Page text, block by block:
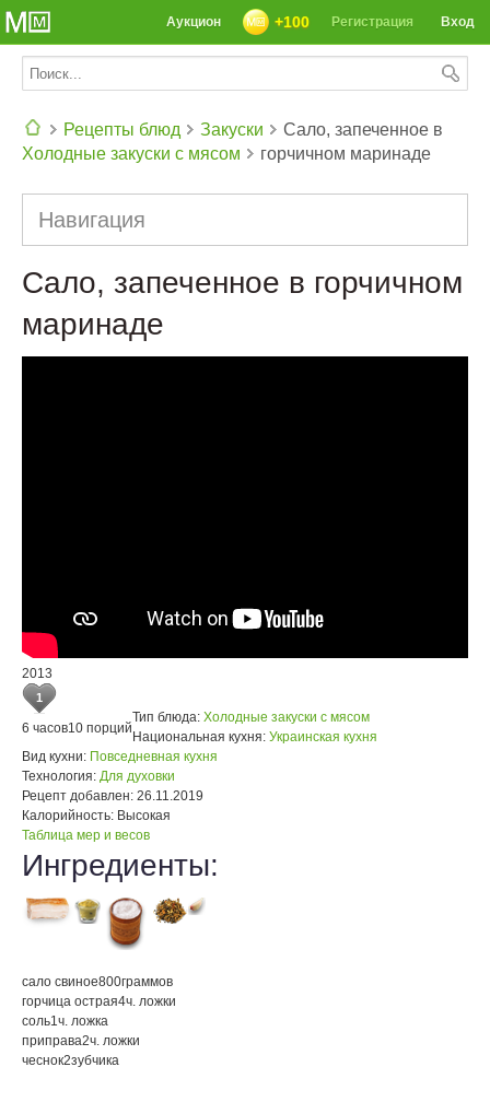
Вход
Регистрация
+100
Аукцион
Рецепты блюд
Закуски
Холодные закуски с мясом
Сало, запеченное в
горчичном маринаде
Навигация
Сало, запеченное в горчичном
маринаде
2013
1
6 часов10 порций
Тип блюда: Холодные закуски с мясом
Национальная кухня: Украинская кухня
Вид кухни: Повседневная кухня
Технология: Для духовки
Рецепт добавлен: 26.11.2019
Калорийность: Высокая
Таблица мер и весов
Ингредиенты:
сало свиное800граммов
горчица острая4ч. ложки
соль1ч. ложка
приправа2ч. ложки
чеснок2зубчика